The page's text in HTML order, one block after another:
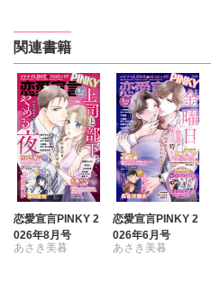
関連書籍
恋愛宣言PINKY 2
026年8月号
あさき美暮
恋愛宣言PINKY 2
026年6月号
あさき美暮